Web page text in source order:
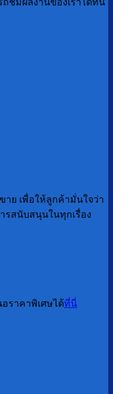
ถชมผลงานของเราได้ที่นี่
าย เพื่อให้ลูกค้ามั่นใจว่า
รสนับสนุนในทุกเรื่อง
ราคาพิเศษได้ที่นี่